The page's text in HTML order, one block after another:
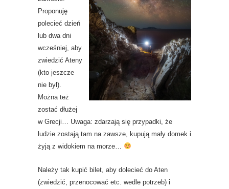
Proponuję
polecieć dzień
lub dwa dni
wcześniej, aby
zwiedzić Ateny
(kto jeszcze
nie był).
Można też
zostać dłużej
w Grecji… Uwaga: zdarzają się przypadki, że
ludzie zostają tam na zawsze, kupują mały domek i
żyją z widokiem na morze…
Należy tak kupić bilet, aby dolecieć do Aten
(zwiedzić, przenocować etc. wedle potrzeb) i